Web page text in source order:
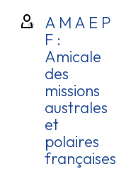
A M A E P
F :
Amicale
des
missions
australes
et
polaires
françaises